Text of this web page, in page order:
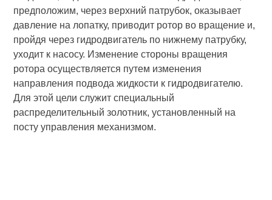
предположим, через верхний патрубок, оказывает
давление на лопатку, приводит ротор во вращение и,
пройдя через гидродвигатель по нижнему патрубку,
уходит к насосу. Изменение стороны вращения
ротора осуществляется путем изменения
направления подвода жидкости к гидродвигателю.
Для этой цели служит специальный
распределительный золотник, установленный на
посту управления механизмом.